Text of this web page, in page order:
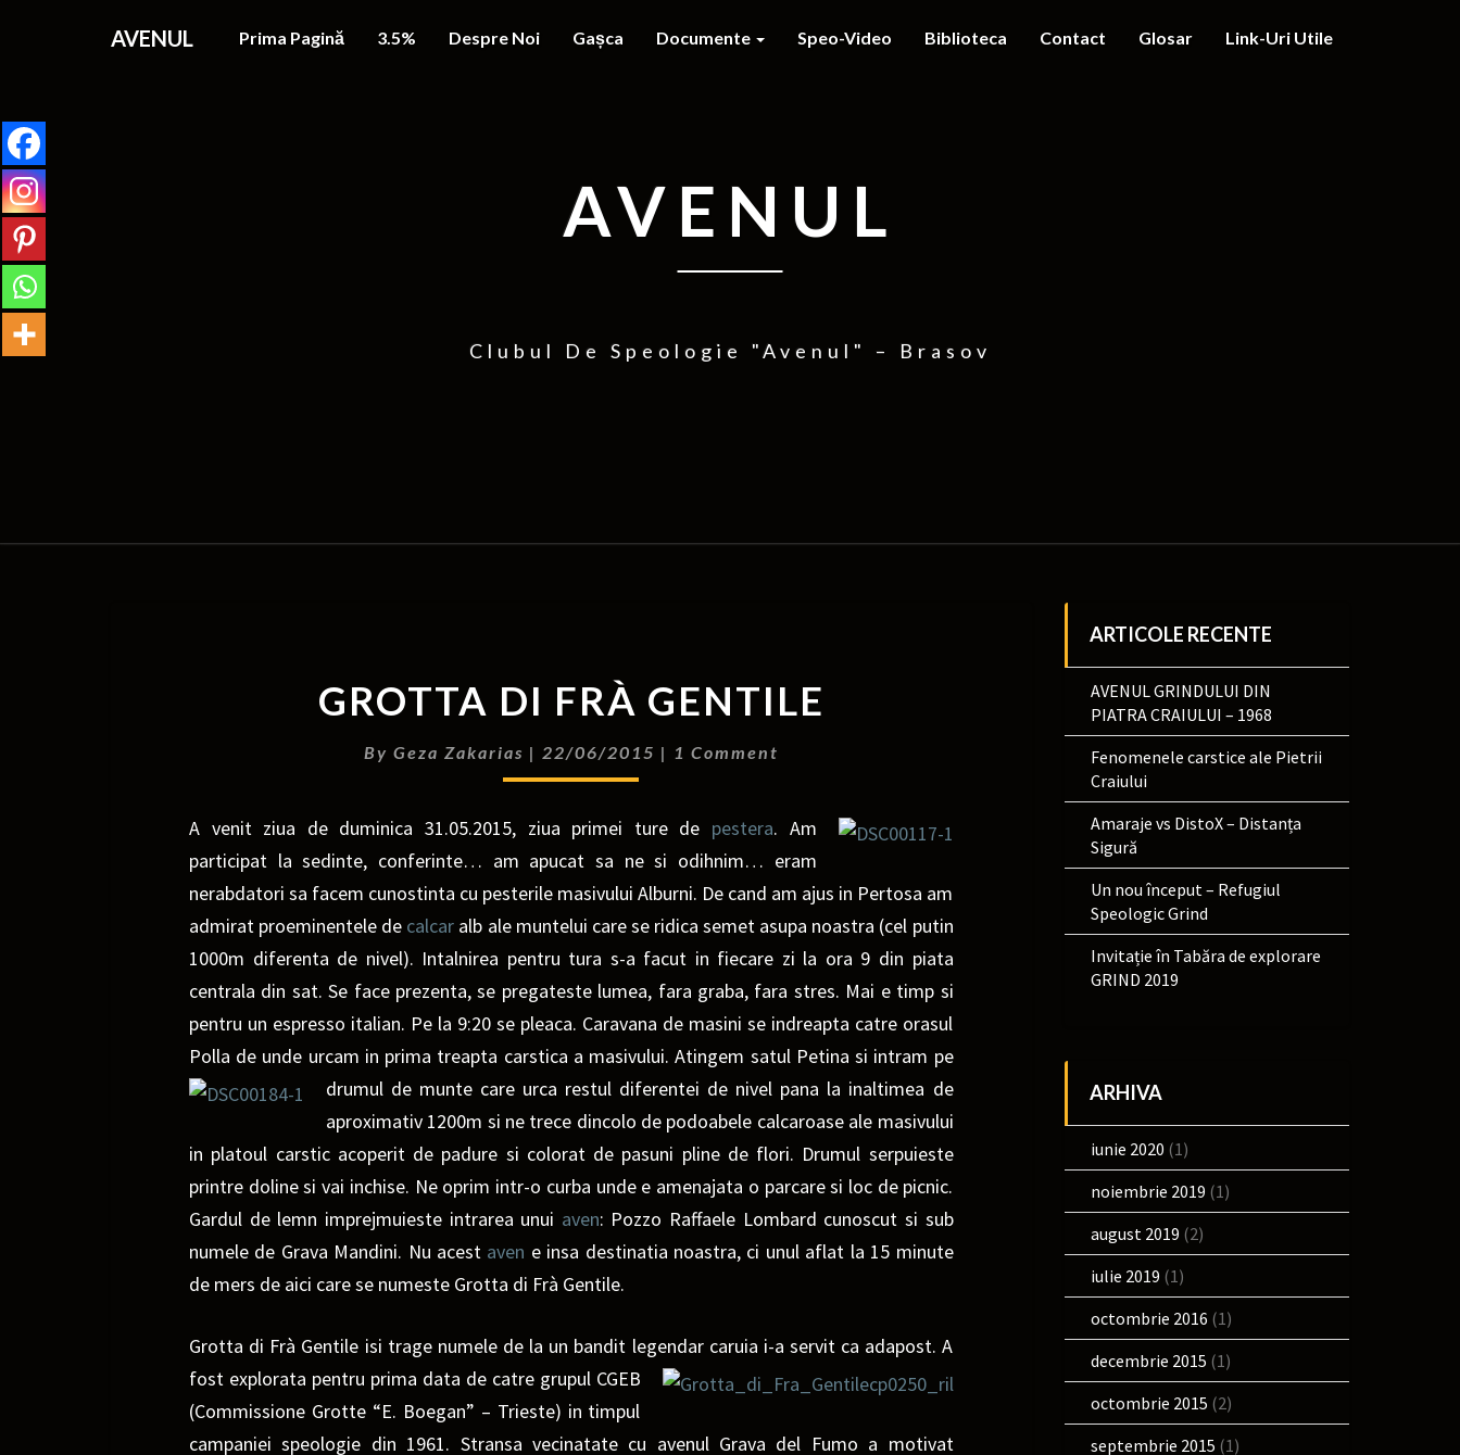
AVENUL Prima Pagină 3.5% Despre Noi Gașca Documente Speo-Video Biblioteca Contact Glosar Link-Uri Utile
AVENUL
Clubul De Speologie "Avenul" – Brasov
GROTTA DI FRÀ GENTILE
By Geza Zakarias | 22/06/2015 | 1 Comment
A venit ziua de duminica 31.05.2015, ziua primei ture de pestera. Am
participat la sedinte, conferinte… am apucat sa ne si odihnim… eram
nerabdatori sa facem cunostinta cu pesterile masivului Alburni. De cand am ajus in Pertosa am
admirat proeminentele de calcar alb ale muntelui care se ridica semet asupa noastra (cel putin
1000m diferenta de nivel). Intalnirea pentru tura s-a facut in fiecare zi la ora 9 din piata
centrala din sat. Se face prezenta, se pregateste lumea, fara graba, fara stres. Mai e timp si
pentru un espresso italian. Pe la 9:20 se pleaca. Caravana de masini se indreapta catre orasul
Polla de unde urcam in prima treapta carstica a masivului.Atingem satul Petina si intram pe
drumul de munte care urca restul diferentei de nivel pana la inaltimea de
aproximativ 1200m si ne trece dincolo de podoabele calcaroase ale masivului
in platoul carstic acoperit de padure si colorat de pasuni pline de flori. Drumul serpuieste
printre doline si vai inchise. Ne oprim intr-o curba unde e amenajata o parcare si loc de picnic.
Gardul de lemn imprejmuieste intrarea unui aven: Pozzo Raffaele Lombard cunoscut si sub
numele de Grava Mandini. Nu acest aven e insa destinatia noastra, ci unul aflat la 15 minute
de mers de aici care se numeste Grotta di Frà Gentile.
Grotta di Frà Gentile isi trage numele de la un bandit legendar caruia i-a servit ca adapost. A
fost explorata pentru prima data de catre grupul CGEB
(Commissione Grotte “E. Boegan” – Trieste) in timpul
campanieispeologie din 1961. Stransa vecinatate cu avenul Grava del Fumo a motivat
ARTICOLE RECENTE
AVENUL GRINDULUI DIN
PIATRA CRAIULUI – 1968
Fenomenele carstice ale Pietrii
Craiului
Amaraje vs DistoX – Distanța
Sigură
Un nou început – Refugiul
Speologic Grind
Invitație în Tabăra de explorare
GRIND 2019
ARHIVA
iunie 2020 (1)
noiembrie 2019 (1)
august 2019 (2)
iulie 2019 (1)
octombrie 2016 (1)
decembrie 2015 (1)
octombrie 2015 (2)
septembrie 2015 (1)